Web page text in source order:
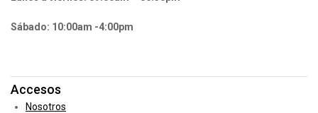
Sábado: 10:00am -4:00pm
Accesos
Nosotros